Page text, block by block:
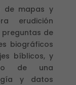
de mapas y
erudición
de
biográficos
bíblicos, y
de una
y datos